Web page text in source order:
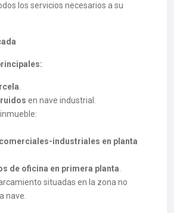
los servicios necesarios a su
en nave industrial.
industriales en planta
de oficina en primera planta
situadas en la zona no
nave.